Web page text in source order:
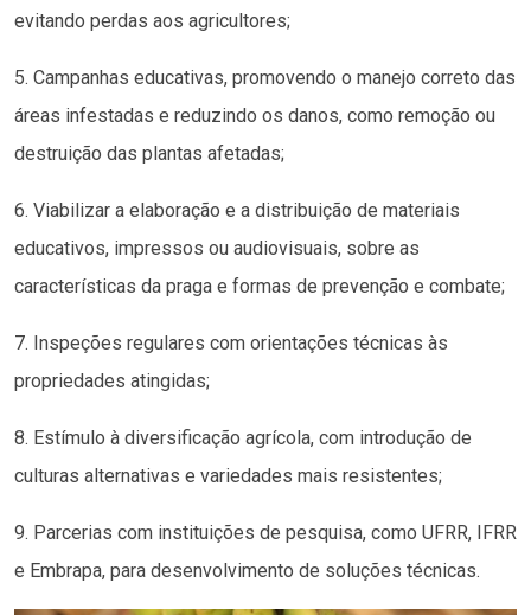
evitando perdas aos agricultores;
5. Campanhas educativas, promovendo o manejo correto das
áreas infestadas e reduzindo os danos, como remoção ou
destruição das plantas afetadas;
6. Viabilizar a elaboração e a distribuição de materiais
educativos, impressos ou audiovisuais, sobre as
características da praga e formas de prevenção e combate;
7. Inspeções regulares com orientações técnicas às
propriedades atingidas;
8. Estímulo à diversificação agrícola, com introdução de
culturas alternativas e variedades mais resistentes;
9. Parcerias com instituições de pesquisa, como UFRR, IFRR
e Embrapa, para desenvolvimento de soluções técnicas.